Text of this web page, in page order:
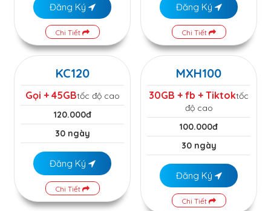
Đăng Ký
Chi Tiết
Đăng Ký
Chi Tiết
KC120
Gọi + 45GBtốc độ cao
120.000đ
30 ngày
Đăng Ký
Chi Tiết
MXH100
30GB + fb + Tiktoktốc
độ cao
100.000đ
30 ngày
Đăng Ký
Chi Tiết